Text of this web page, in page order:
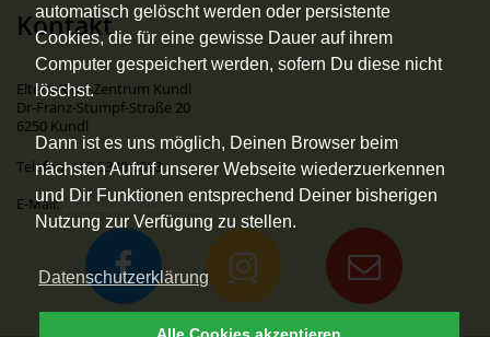
automatisch gelöscht werden oder persistente
Cookies, die für eine gewisse Dauer auf ihrem
Computer gespeichert werden, sofern Du diese nicht
löschst.
Dann ist es uns möglich, Deinen Browser beim
nächsten Aufruf unserer Webseite wiederzuerkennen
und Dir Funktionen entsprechend Deiner bisherigen
Nutzung zur Verfügung zu stellen.
Datenschutzerklärung
Kontakt
Eltern-Kind-Zentrum Kundl
Dr-Franz-Stumpf-Straße 20
6250 Kundl
Telefon: +43 5338 6383
E-Mail:ekiz.kundl@gmail.com